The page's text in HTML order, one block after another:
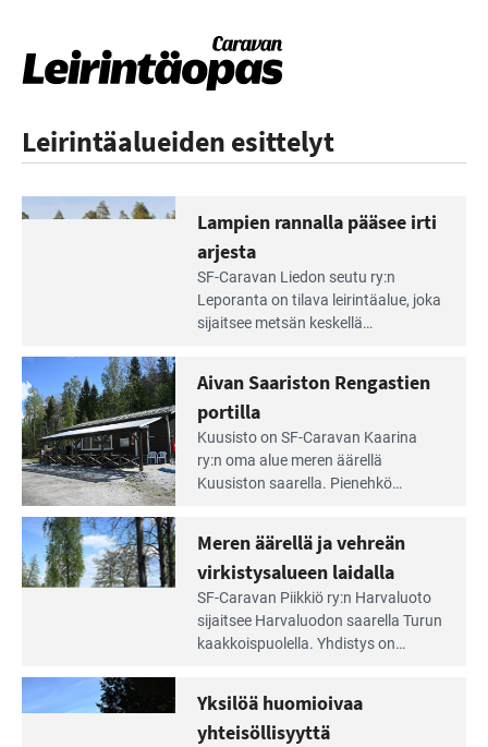
Leirintäalueiden esittelyt
rannalla
pääsee
irti
arjesta
Lampien rannalla pääsee irti
arjesta
SF-Caravan Liedon seutu ry:n
Leporanta on tilava leirintäalue, joka
sijaitsee metsän kes­kellä
tarjoaa ympäris­töineen kauniit
maisemat ja loistavat virkistäytymis­
mahdollisuudet.
Lue
Leirintäoppaan
artikkeli:
Aivan
Saariston
Rengastien
portilla
Aivan Saariston Rengastien
portilla
Kuusisto on SF-Caravan Kaarina
ry:n oma alue meren äärellä
Kuusiston saarella. Pie­nehkö
äärellä
ja
Meren äärellä ja vehreän
virkistysalueen laidalla
SF-Caravan Piikkiö ry:n Harvaluoto
sijait­see Harvaluodon saarella Turun
kaakkois­puolella. Yhdistys on
virkistysalueesta.
Yksilöä huomioivaa
yhteisöllisyyttä